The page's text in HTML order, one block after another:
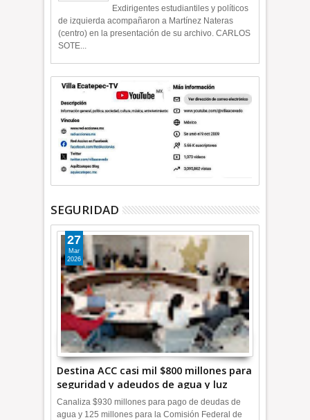
Exdirigentes estudiantiles y políticos
de izquierda acompañaron a Martínez Nateras
(centro) en la presentación de su archivo. CARLOS
SOTE...
SEGURIDAD
Destina ACC casi mil $800 millones para
seguridad y adeudos de agua y luz
+Video
27
Mar
2026
Canaliza $930 millones para pago de deudas de
agua y 125 millones para la Comisión Federal de